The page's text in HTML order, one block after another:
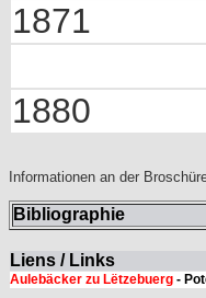
1871
1880
Informationen an der
Bibliographie
Liens / Links
Aulebäcker zu Lëtzebuerg -